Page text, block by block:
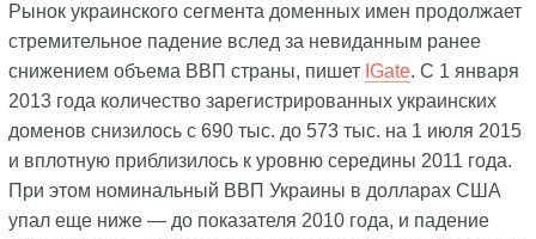
Рынок украинского сегмента доменных имен продолжает
стремительное падение вслед за невиданным ранее
снижением объема ВВП страны, пишет IGate. С 1 января
2013 года количество зарегистрированных украинских
доменов снизилось с 690 тыс. до 573 тыс. на 1 июля 2015
и вплотную приблизилось к уровню середины 2011 года.
При этом номинальный ВВП Украины в долларах США
упал еще ниже — до показателя 2010 года, и падение